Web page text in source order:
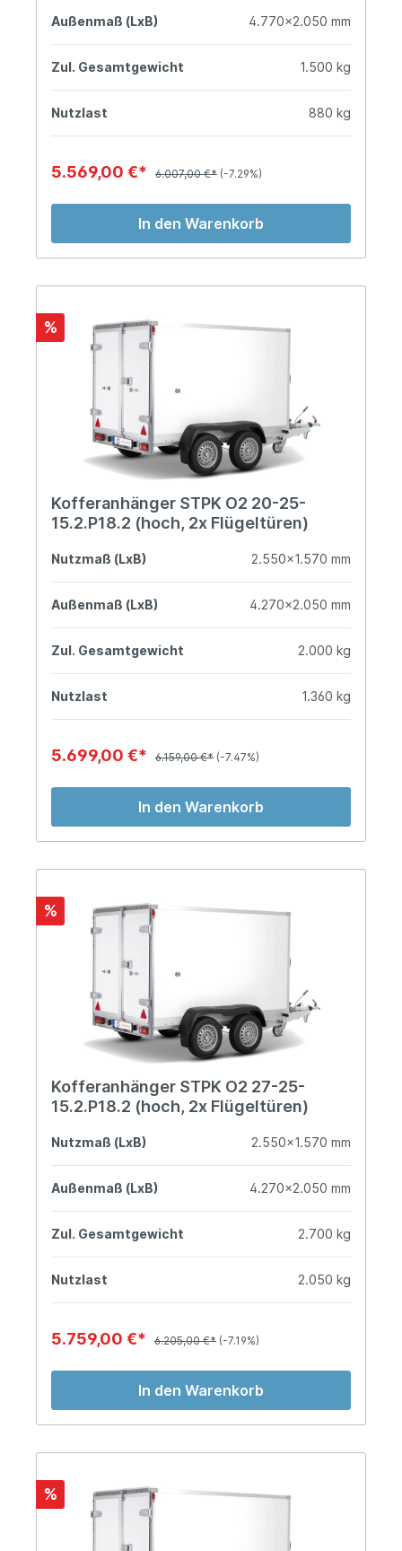
Außenmaß (LxB) 4.770x2.050 mm
Zul. Gesamtgewicht 1.500 kg
Nutzlast 880 kg
5.569,00 €* 6.007,00 €* (-7.29%)
In den Warenkorb
%
Kofferanhänger STPK O2 20-25-
15.2.P18.2 (hoch, 2x Flügeltüren)
Nutzmaß (LxB) 2.550x1.570 mm
Außenmaß (LxB) 4.270x2.050 mm
Zul. Gesamtgewicht 2.000 kg
Nutzlast 1.360 kg
5.699,00 €* 6.159,00 €* (-7.47%)
In den Warenkorb
%
Kofferanhänger STPK O2 27-25-
15.2.P18.2 (hoch, 2x Flügeltüren)
Nutzmaß (LxB) 2.550x1.570 mm
Außenmaß (LxB) 4.270x2.050 mm
Zul. Gesamtgewicht 2.700 kg
Nutzlast 2.050 kg
5.759,00 €* 6.205,00 €* (-7.19%)
In den Warenkorb
%